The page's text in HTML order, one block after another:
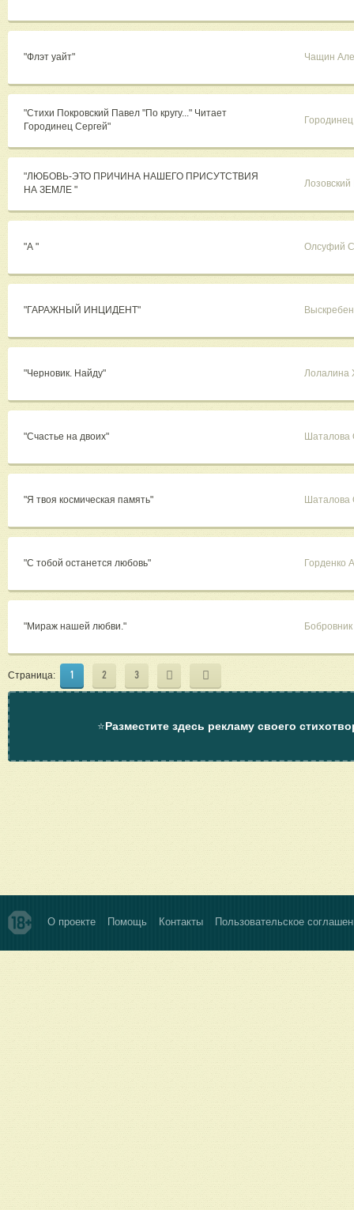
"Флэт уайт" Чащин
"Стихи Покровский Павел "По кругу..." Читает
Городинец Сергей"
"ЛЮБОВЬ-ЭТО ПРИЧИНА НАШЕГО ПРИСУТСТВИЯ
НА ЗЕМЛЕ "
Лозовский
"А " Олсуфий
"ГАРАЖНЫЙ ИНЦИДЕНТ"
"Черновик. Найду" Лолалина
"Счастье на двоих" Шаталова
"Я твоя космическая память" Шаталова
"С тобой останется любовь" Горденко
"Мираж нашей любви."
Страница: 1 2 3
⭐Разместите здесь рекламу своего
О проекте Помощь Контакты Пользовательское